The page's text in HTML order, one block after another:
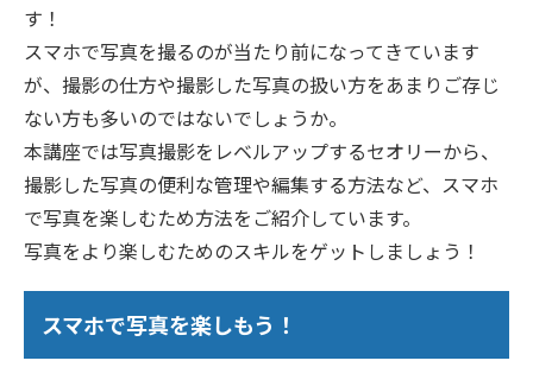
す！
スマホで写真を撮るのが当たり前になってきています
が、撮影の仕方や撮影した写真の扱い方をあまりご存じ
ない方も多いのではないでしょうか。
本講座では写真撮影をレベルアップするセオリーから、
撮影した写真の便利な管理や編集する方法など、スマホ
で写真を楽しむため方法をご紹介しています。
写真をより楽しむためのスキルをゲットしましょう！
スマホで写真を楽しもう！